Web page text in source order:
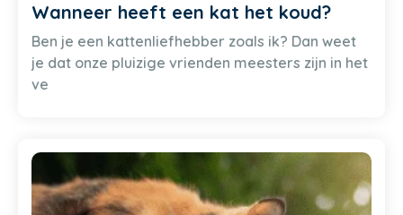
Wanneer heeft een kat het koud?
Ben je een kattenliefhebber zoals ik? Dan weet
je dat onze pluizige vrienden meesters zijn in het
ve